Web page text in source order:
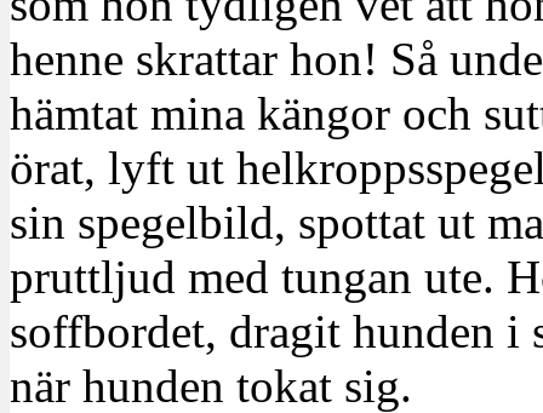
henne skrattar hon! Så
hämtat mina kängor och
örat, lyft ut
sin spegelbild, spottat ut
pruttljud med tungan ute.
soffbordet, dragit hunden i
när hunden tokat sig.